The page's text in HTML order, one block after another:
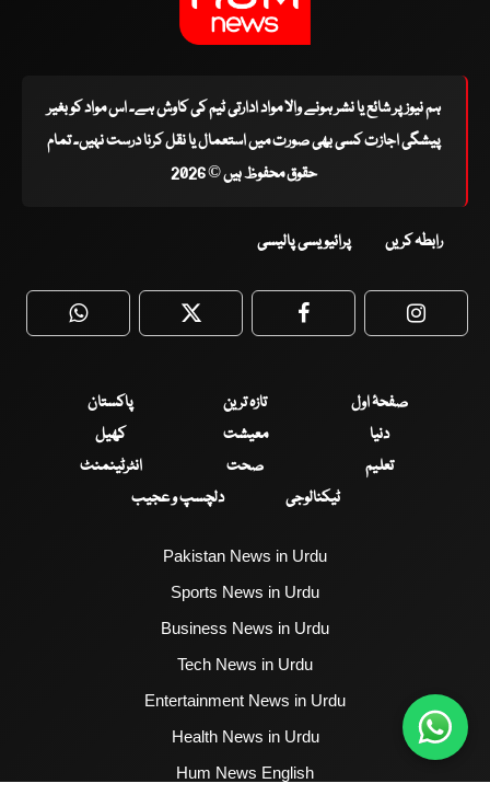
ہم نیوز پر شائع یا نشر ہونے والا مواد ادارتی ٹیم کی کاوش ہے۔ اس مواد کو بغیر
پیشگی اجازت کسی بھی صورت میں استعمال یا نقل کرنا درست نہیں۔ تمام
حقوق محفوظ ہیں © 2026
رابطہ کریں پرائیویسی پالیسی
WhatsApp Twitter Facebook
صفحۂ اول تازہ ترین
پاکستان
دنیا
معیشت
کھیل
تعلیم
صحت
انٹرٹینمنٹ
ٹیکنالوجی
دلچسپ و عجیب
Pakistan News in Urdu
Sports News in Urdu
Business News in Urdu
Tech News in Urdu
Entertainment News in Urdu
Health News in Urdu
Hum News English